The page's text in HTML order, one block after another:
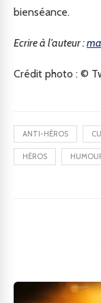
bienséance.
Ecrire à l’auteur :
Crédit photo : ©
ANTI-HÉROS
HÉROS